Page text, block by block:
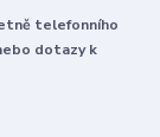
telefonního
dotazy k